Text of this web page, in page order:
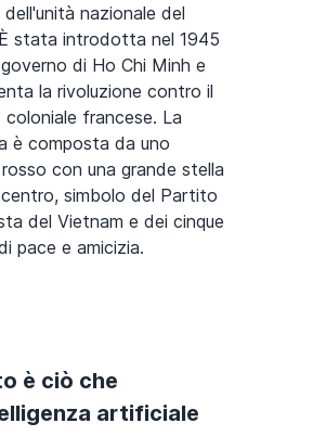
nazionale del
stata introdotta nel 1945
di Ho Chi Minh e
la rivoluzione contro il
coloniale francese. La
è composta da uno
con una grande stella
centro, simbolo del Partito
del Vietnam e dei cinque
pace e amicizia.
è ciò che
artificiale